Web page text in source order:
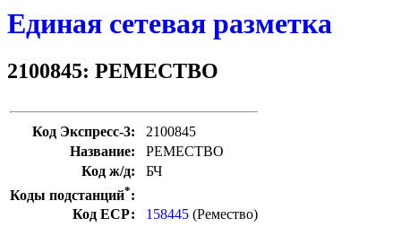
Единая сетевая разметка
2100845: РЕМЕСТВО
Код Экспресс-3:
2100845
Название:
РЕМЕСТВО
Код ж/д:
БЧ
Коды подстанций*:
Код ЕСР:
158445 (Ремество)